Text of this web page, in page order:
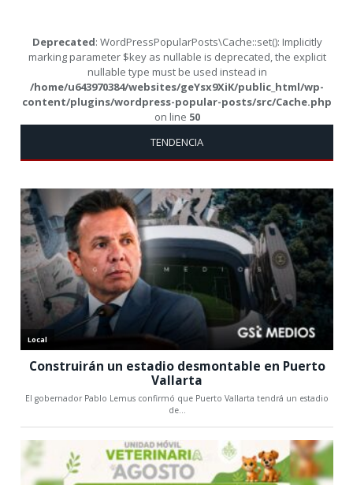
Deprecated: WordPressPopularPosts\Cache::set(): Implicitly
marking parameter $key as nullable is deprecated, the explicit
nullable type must be used instead in
/home/u643970384/websites/geYsx9XiK/public_html/wp-
content/plugins/wordpress-popular-posts/src/Cache.php
on line 50
TENDENCIA